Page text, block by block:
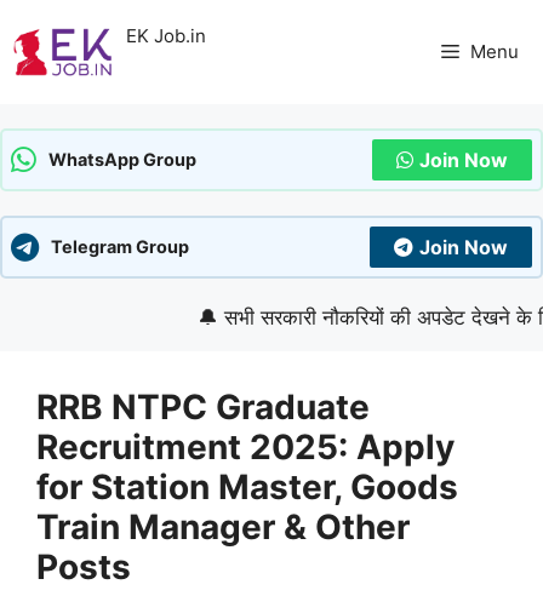
to
content
EK Job.in
Menu
WhatsApp Group Join Now
Telegram Group Join Now
🔔 सभी सरकारी नौकरियों की अपडेट देखने के लिए
RRB NTPC Graduate
Recruitment 2025: Apply
for Station Master, Goods
Train Manager & Other
Posts